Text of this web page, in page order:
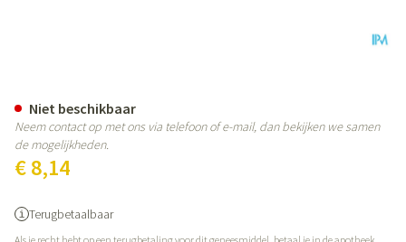
€ 8,14
Terugbetaalbaar
Niet beschikbaar
Neem contact op met ons via telefoon of e-mail, dan bekijken we samen
de mogelijkheden.